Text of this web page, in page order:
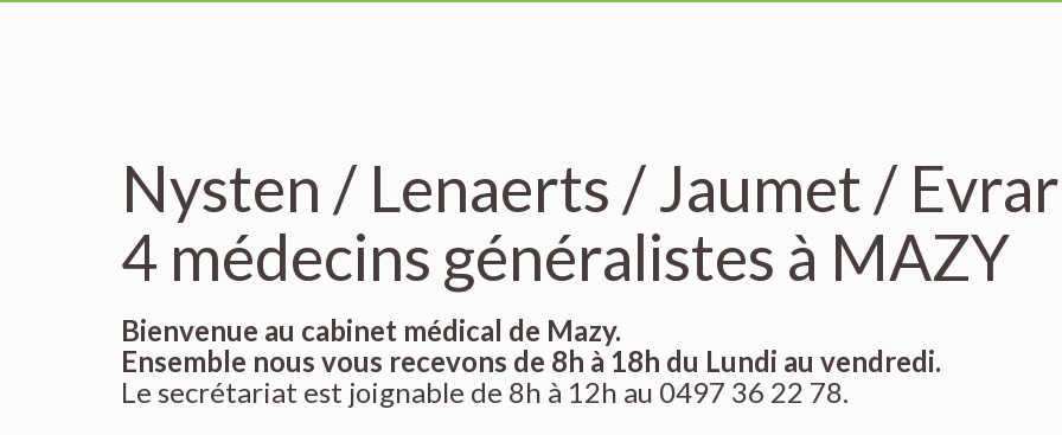
Nysten / Lenaerts / Jaumet /
4 médecins généralistes à MAZY
Bienvenue au cabinet médical de Mazy.
Ensemble nous vous recevons de 8h à 18h du Lundi au vendredi.
Le secrétariat est joignable de 8h à 12h au 0497 36 22 78.